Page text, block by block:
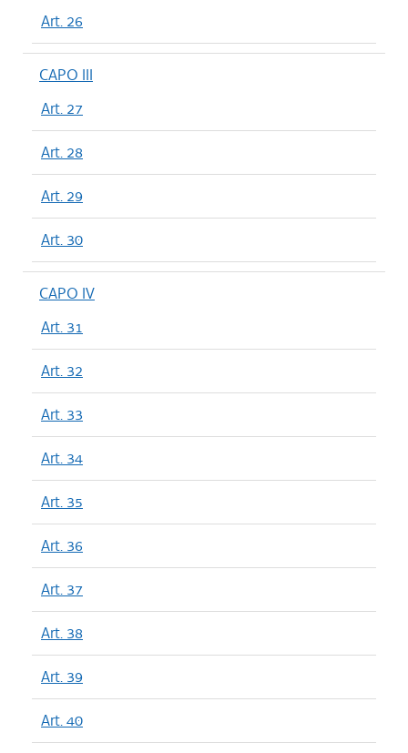
Art. 26
CAPO III
Art. 27
Art. 28
Art. 29
Art. 30
CAPO IV
Art. 31
Art. 32
Art. 33
Art. 34
Art. 35
Art. 36
Art. 37
Art. 38
Art. 39
Art. 40